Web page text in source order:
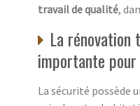
travail de qualité,
La rénovation
importante
La sécurité possède